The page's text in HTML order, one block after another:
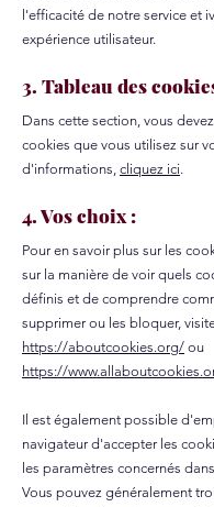
l'efficacité de notre service et
expérience utilisateur.
3. Tableau des
Dans cette section, vous
cookies que vous utilisez sur
d'informations, cliquez ici.
4. Vos choix :
Pour en savoir plus sur les
sur la manière de voir quels
définis et de comprendre
supprimer ou les bloquer,
https://aboutcookies.org/ ou
https://
Il est également possible
navigateur d'accepter les
les paramètres concernés
Vous pouvez généralement